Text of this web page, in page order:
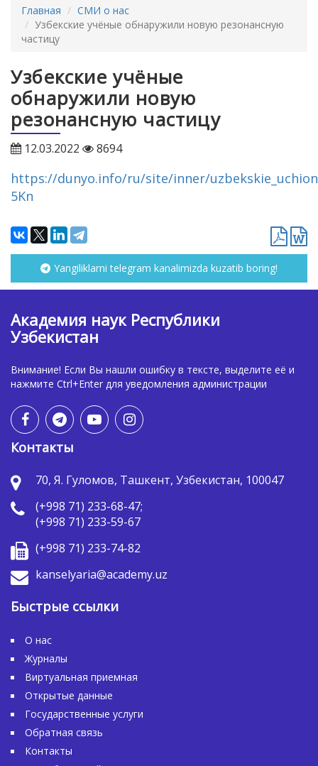
Главная
СМИ о нас
Узбекские учёные обнаружили новую резонансную
частицу
Узбекские учёные
обнаружили новую
резонансную частицу
12.03.2022 8694
https://dunyo.info/ru/site/inner/
5Kn
Yangiliklarni telegram kanalimizda kuzatib boring!
Академия наук Республики
Узбекистан
Внимание! Если Вы нашли ошибку в тексте, выделите её и
нажмите Ctrl+Enter для уведомления администрации
Контакты
70, Я. Гуломов, Ташкент, Узбекистан, 100047
(+998 71) 233-68-47;
(+998 71) 233-59-67
(+998 71) 233-74-82
kanselyaria@academy.uz
Быстрые ссылки
О нас
Журналы
Виртуальная приемная
Открытые данные
Государственные услуги
Обратная связь
Контакты